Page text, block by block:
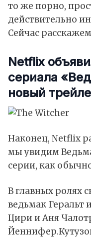
то же порно,
действительно
Сейчас
Netflix
сериала
новый
Наконец, Netflix
мы увидим
серии, как
В главных ролях
ведьмак
Цири и Аня
Йеннифер.